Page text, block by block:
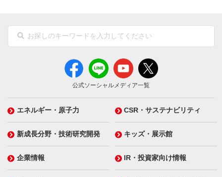
公式ソーシャルメディア一覧
エネルギー・原子力 CSR・サステナビリティ
新成長分野・技術研究開発 キッズ・展示館
企業情報 IR・投資家向け情報